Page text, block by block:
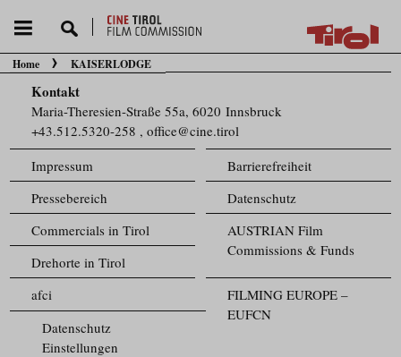
Sie befinden sich hier:
Home KAISERLODGE
Kontakt
Maria-Theresien-Straße 55a, 6020 Innsbruck
+43.512.5320-258 ,office@cine.tirol
Impressum
Barrierefreiheit
Pressebereich
Datenschutz
Commercials in Tirol
AUSTRIAN Film
Commissions & Funds
Drehorte in Tirol
FILMING EUROPE –
EUFCN
afci
Datenschutz
Einstellungen